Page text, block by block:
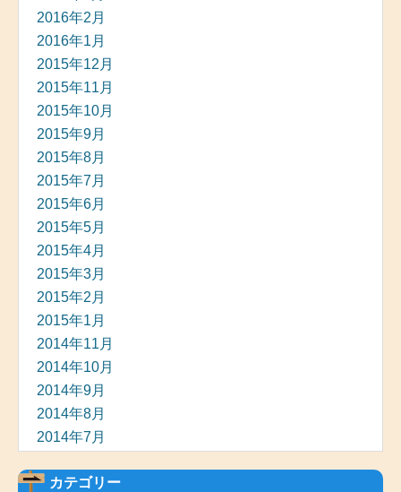
2016年2月
2016年1月
2015年12月
2015年11月
2015年10月
2015年9月
2015年8月
2015年7月
2015年6月
2015年5月
2015年4月
2015年3月
2015年2月
2015年1月
2014年11月
2014年10月
2014年9月
2014年8月
2014年7月
カテゴリー